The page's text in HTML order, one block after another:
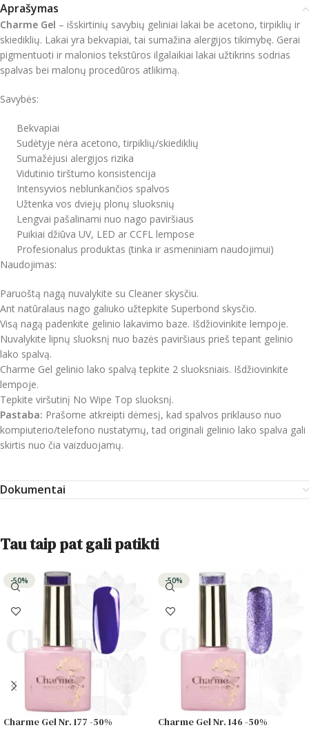
Aprašymas
Charme Gel – išskirtinių savybių geliniai lakai be acetono, tirpiklių ir
skiediklių. Lakai yra bekvapiai, tai sumažina alergijos tikimybę. Gerai
pigmentuoti ir malonios tekstūros ilgalaikiai lakai užtikrins sodrias
spalvas bei malonų procedūros atlikimą.
Savybės:
Bekvapiai
Sudėtyje nėra acetono, tirpiklių/skiediklių
Sumažėjusi alergijos rizika
Vidutinio tirštumo konsistencija
Intensyvios neblunkančios spalvos
Užtenka vos dviejų plonų sluoksnių
Lengvai pašalinami nuo nago paviršiaus
Puikiai džiūva UV, LED ar CCFL lempose
Profesionalus produktas (tinka ir asmeniniam naudojimui)
Naudojimas:
Paruoštą nagą nuvalykite su Cleaner skysčiu.
Ant natūralaus nago galiuko užtepkite Superbond skysčio.
Visą nagą padenkite gelinio lakavimo baze. Išdžiovinkite lempoje.
Nuvalykite lipnų sluoksnį nuo bazės paviršiaus prieš tepant gelinio
lako spalvą.
Charme Gel gelinio lako spalvą tepkite 2 sluoksniais. Išdžiovinkite
lempoje.
Tepkite viršutinį No Wipe Top sluoksnį.
Pastaba: Prašome atkreipti dėmesį, kad spalvos priklauso nuo
kompiuterio/telefono nustatymų, tad originali gelinio lako spalva gali
skirtis nuo čia vaizduojamų.
Dokumentai
Tau taip pat gali patikti
-50%
Charme Gel Nr. 177 -50%
-50%
Charme Gel Nr. 146 -50%